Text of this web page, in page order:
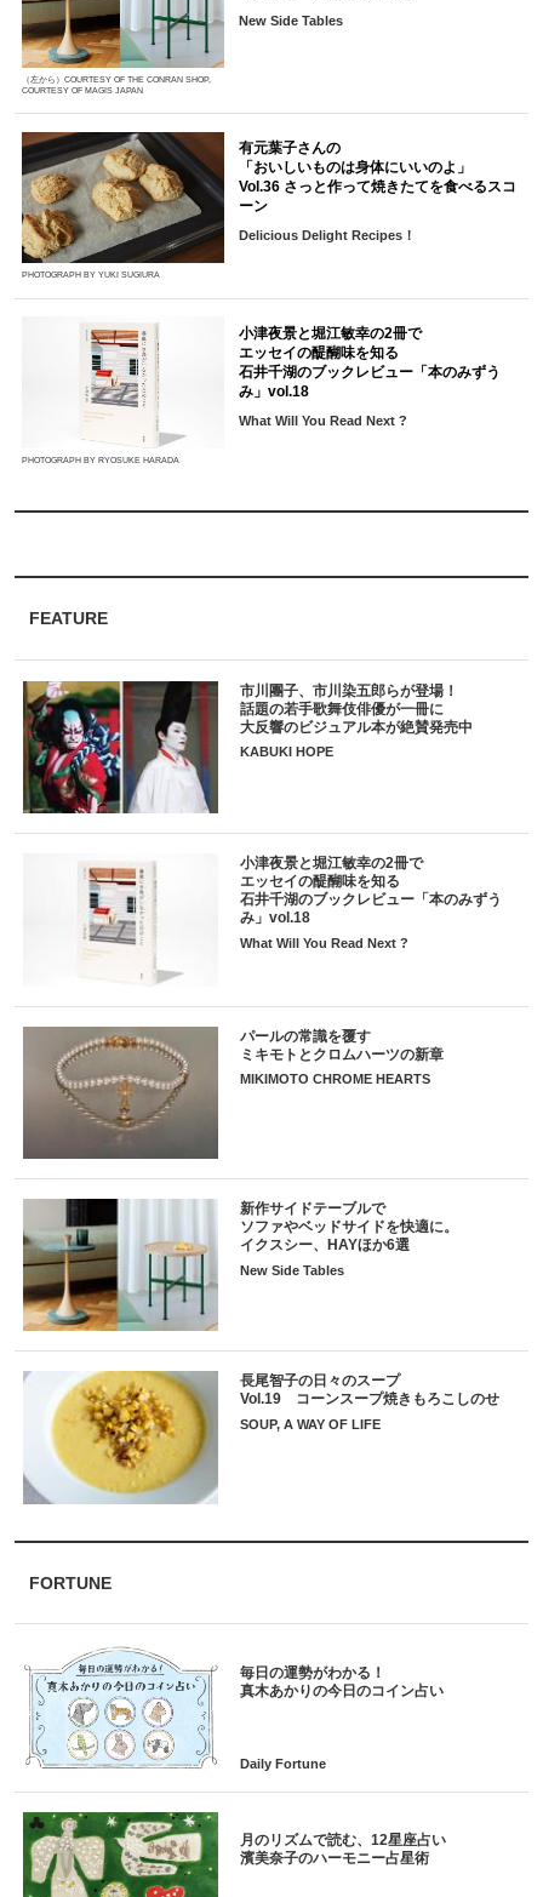
FEATURE
市川團子、市川染五郎らが登場！
話題の若手歌舞伎俳優が一冊に
大反響のビジュアル本が絶賛発売中
KABUKI HOPE
小津夜景と堀江敏幸の2冊で
エッセイの醍醐味を知る
石井千湖のブックレビュー「本のみずう
み」vol.18
What Will You Read Next ?
パールの常識を覆す
ミキモトとクロムハーツの新章
MIKIMOTO CHROME HEARTS
新作サイドテーブルで
ソファやベッドサイドを快適に。
イクスシー、HAYほか6選
New Side Tables
長尾智子の日々のスープ
Vol.19 コーンスープ焼きもろこしのせ
SOUP, A WAY OF LIFE
FORTUNE
毎日の運勢がわかる！
月のリズムで読む、12星座占い
（左から）COURTESY OF THE CONRAN SHOP,
COURTESY OF MAGIS JAPAN
New Side Tables
PHOTOGRAPH BY YUKI SUGIURA
有元葉子さんの
「おいしいものは身体にいいのよ」
Vol.36 さっと作って焼きたてを食べるスコ
ーン
Delicious Delight Recipes！
PHOTOGRAPH BY RYOSUKE HARADA
小津夜景と堀江敏幸の2冊で
エッセイの醍醐味を知る
石井千湖のブックレビュー「本のみずう
み」vol.18
What Will You Read Next ?